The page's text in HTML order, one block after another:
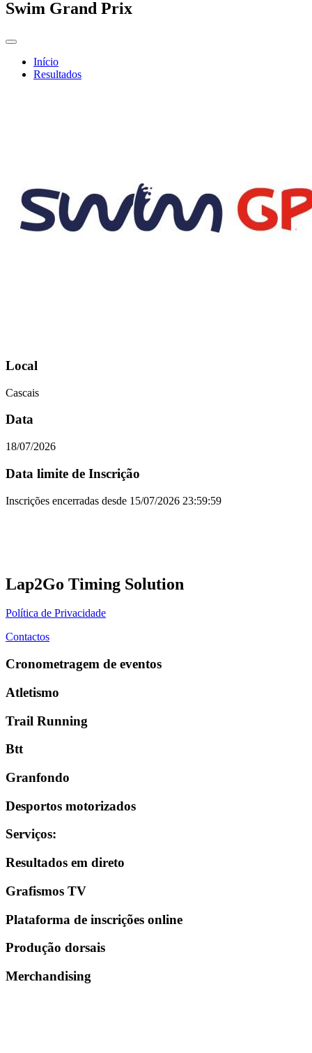
Swim Grand Prix
Início
Resultados
Local
Cascais
Data
18/07/2026
Data limite de Inscrição
Inscrições encerradas desde 15/07/2026 23:59:59
Lap2Go Timing Solution
Política de Privacidade
Contactos
Cronometragem de eventos
Atletismo
Trail Running
Btt
Granfondo
Desportos motorizados
Serviços:
Resultados em direto
Grafismos TV
Plataforma de inscrições online
Produção dorsais
Merchandising